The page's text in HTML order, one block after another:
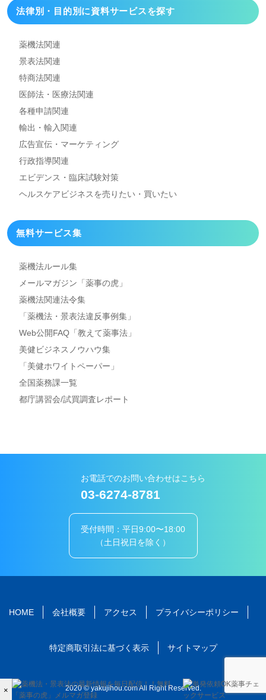
×
法律別・目的別に資料サービスを探す
薬機法関連
景表法関連
特商法関連
医師法・医療法関連
各種申請関連
輸出・輸入関連
広告宣伝・マーケティング
行政指導関連
エビデンス・臨床試験対策
ヘルスケアビジネスを売りたい・買いたい
無料サービス集
薬機法ルール集
メールマガジン「薬事の虎」
薬機法関連法令集
「薬機法・景表法違反事例集」
Web公開FAQ「教えて薬事法」
美健ビジネスノウハウ集
「美健ホワイトペーパー」
全国薬務課一覧
都庁講習会/試買調査レポート
お電話でのお問い合わせはこちら
03-6274-8781
受付時間：平日9:00〜18:00
（土日祝日を除く）
HOME 会社概要 アクセス プライバシーポリシー
特定商取引法に基づく表示 サイトマップ
2020 © yakujihou.com All Right Reserved.